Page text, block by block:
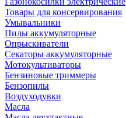
Товары для консервирования
Умывальники
Пилы аккумуляторные
Опрыскиватели
Секаторы аккумуляторные
Мотокультиваторы
Бензиновые триммеры
Бензопилы
Воздуходувки
Масла